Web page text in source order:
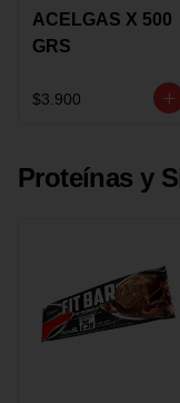
ACELGAS X 500
GRS
$3.900
Proteínas y